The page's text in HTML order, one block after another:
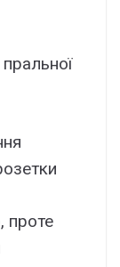
проте